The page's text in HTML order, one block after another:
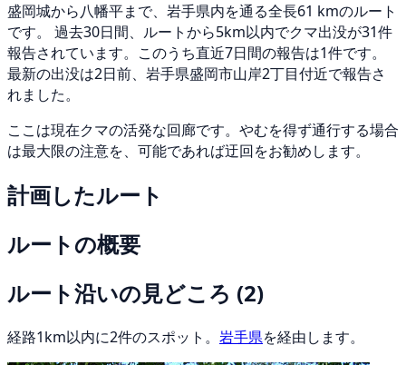
盛岡城から八幡平まで、岩手県内を通る全長61 kmのルート
です。 過去30日間、ルートから5km以内でクマ出没が31件
報告されています。このうち直近7日間の報告は1件です。
最新の出没は2日前、岩手県盛岡市山岸2丁目付近で報告さ
れました。
ここは現在クマの活発な回廊です。やむを得ず通行する場合
は最大限の注意を、可能であれば迂回をお勧めします。
計画したルート
ルートの概要
ルート沿いの見どころ (2)
経路1km以内に2件のスポット。 岩手県を経由します。